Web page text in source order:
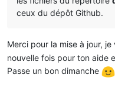
ceux du dépôt Github.
Merci pour la mise à jour,
nouvelle fois pour ton aide
Passe un bon dimanche